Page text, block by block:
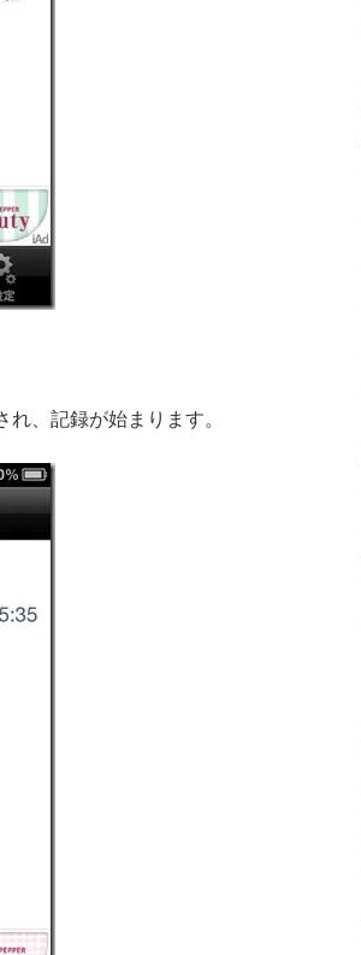
、記録が始まります。